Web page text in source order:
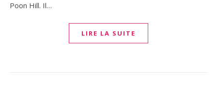
Poon Hill. Il…
LIRE LA SUITE